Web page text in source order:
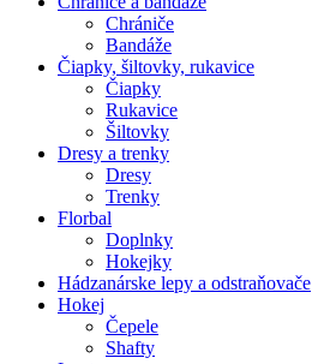
Chrániče
Bandáže
Čiapky, šiltovky, rukavice
Čiapky
Rukavice
Šiltovky
Dresy a trenky
Dresy
Trenky
Florbal
Doplnky
Hokejky
Hádzanárske lepy a odstraňovače
Hokej
Čepele
Shafty